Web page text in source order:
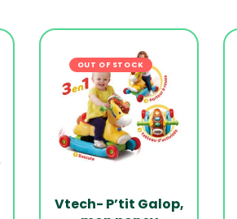
OUT OF STOCK-14%
Vtech- P’tit Galop,